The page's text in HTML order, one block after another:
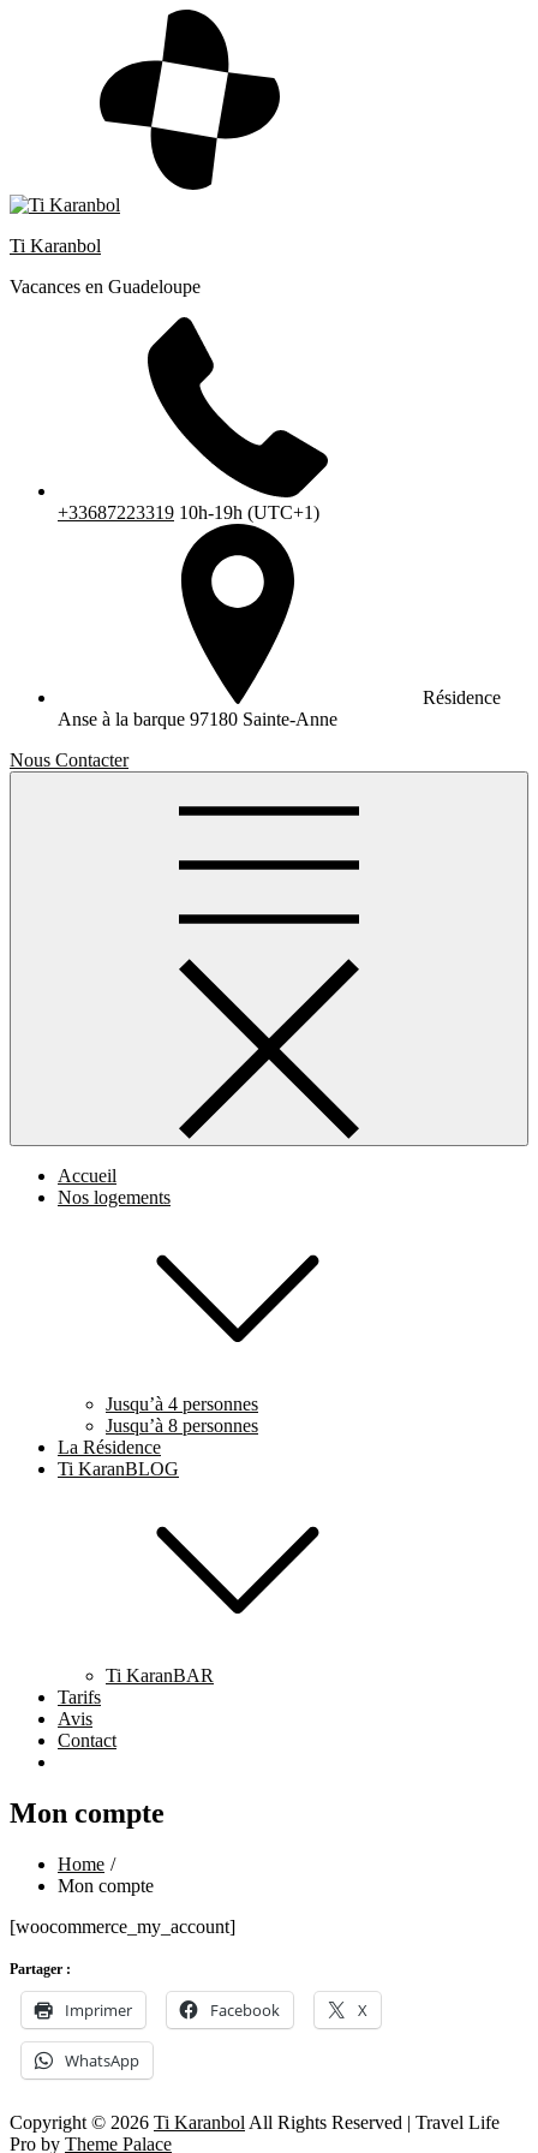
Ti Karanbol
Vacances en Guadeloupe
+33687223319 10h-19h (UTC+1)
Résidence
Anse à la barque 97180 Sainte-Anne
Nous Contacter
Accueil
Nos logements
Jusqu’à 4 personnes
Jusqu’à 8 personnes
La Résidence
Ti KaranBLOG
Ti KaranBAR
Tarifs
Avis
Contact
Mon compte
Home
Mon compte
[woocommerce_my_account]
Partager :
Imprimer Facebook X
WhatsApp
Copyright © 2026 Ti Karanbol All Rights Reserved | Travel Life
Pro by Theme Palace